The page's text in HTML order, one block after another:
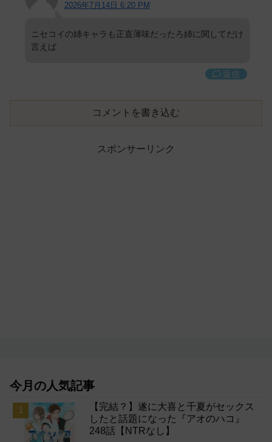
2026年7月14日 6:20 PM
ニセコイの姉キャラも正直薄味だったろ姉に関してだけ
言えば
返信
コメントを書き込む
スポンサーリンク
今月の人気記事
【完結？】遂に大喜と千夏がセックス
したと話題になった『アオのハコ』
248話【NTRなし】